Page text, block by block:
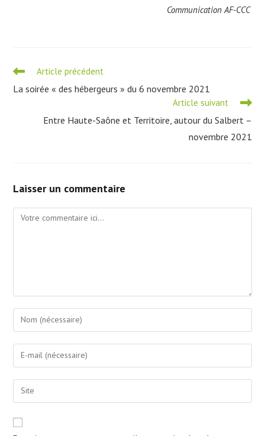
Communication AF-CCC
Read
articles
Article précédent
La soirée « des hébergeurs » du 6 novembre 2021
Article suivant
Entre Haute-Saône et Territoire, autour du Salbert –
novembre 2021
Laisser un commentaire
Comment
Enter
your
name
comment
Enter
your
email
address
comment
Saisir
l’URL
de
votre